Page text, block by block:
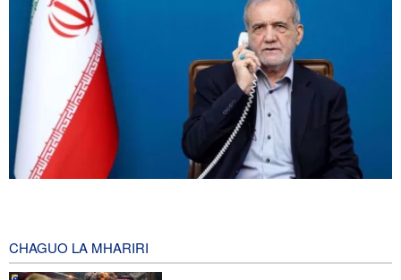
Trump anazidi kuchanganyikiwa kuhusu ulipizaji kisasi wa Iran,
CHAGUO LA MHARIRI